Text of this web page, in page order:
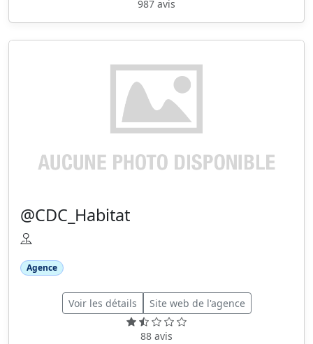
987 avis
@CDC_Habitat
Agence
Voir les détails Site web de l'agence
88 avis